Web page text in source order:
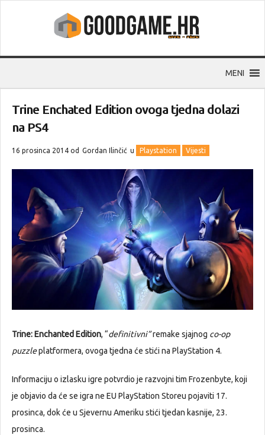
MENI
Trine Enchated Edition ovoga tjedna dolazi
na PS4
16 prosinca 2014 od Gordan Ilinčić u Playstation Vijesti
Trine: Enchanted Edition, “definitivni”remake sjajnog co-op
puzzleplatformera, ovoga tjedna će stići na PlayStation 4.
Informaciju o izlasku igre potvrdio je razvojni tim Frozenbyte, koji
je objavio da će se igra ne EU PlayStation Storeu pojaviti 17.
prosinca, dok će u Sjevernu Ameriku stići tjedan kasnije, 23.
prosinca.